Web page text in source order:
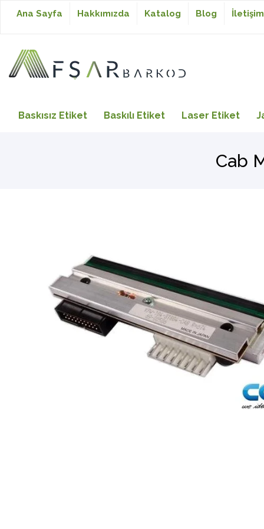
Baskısız Etiket
Ana Sayfa Hakkımızda Katalog Blog
İletişim
Baskısız Etiket Baskılı Etiket Laser Etiket
Cab